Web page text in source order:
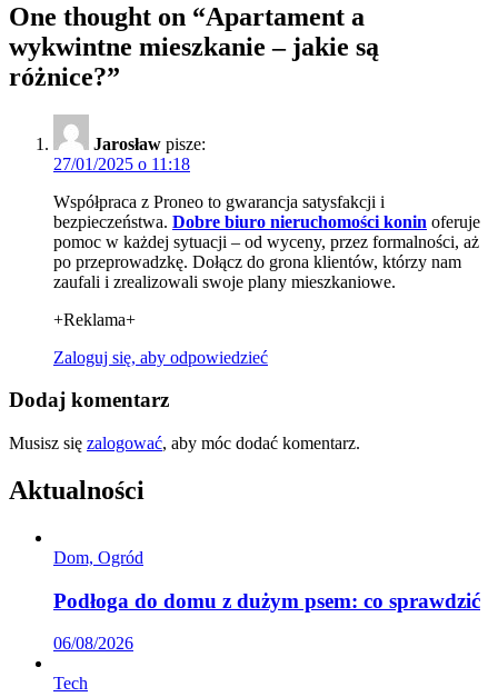
One thought on “Apartament a
wykwintne mieszkanie – jakie są
różnice?”
Jarosław pisze:
27/01/2025 o 11:18
Współpraca z Proneo to gwarancja satysfakcji i
bezpieczeństwa. Dobre biuro nieruchomości konin oferuje
pomoc w każdej sytuacji – od wyceny, przez formalności, aż
po przeprowadzkę. Dołącz do grona klientów, którzy nam
zaufali i zrealizowali swoje plany mieszkaniowe.
+Reklama+
Zaloguj się, aby odpowiedzieć
Dodaj komentarz
Musisz się zalogować, aby móc dodać komentarz.
Aktualności
Dom, Ogród
Podłoga do domu z dużym psem: co sprawdzić
06/08/2026
Tech